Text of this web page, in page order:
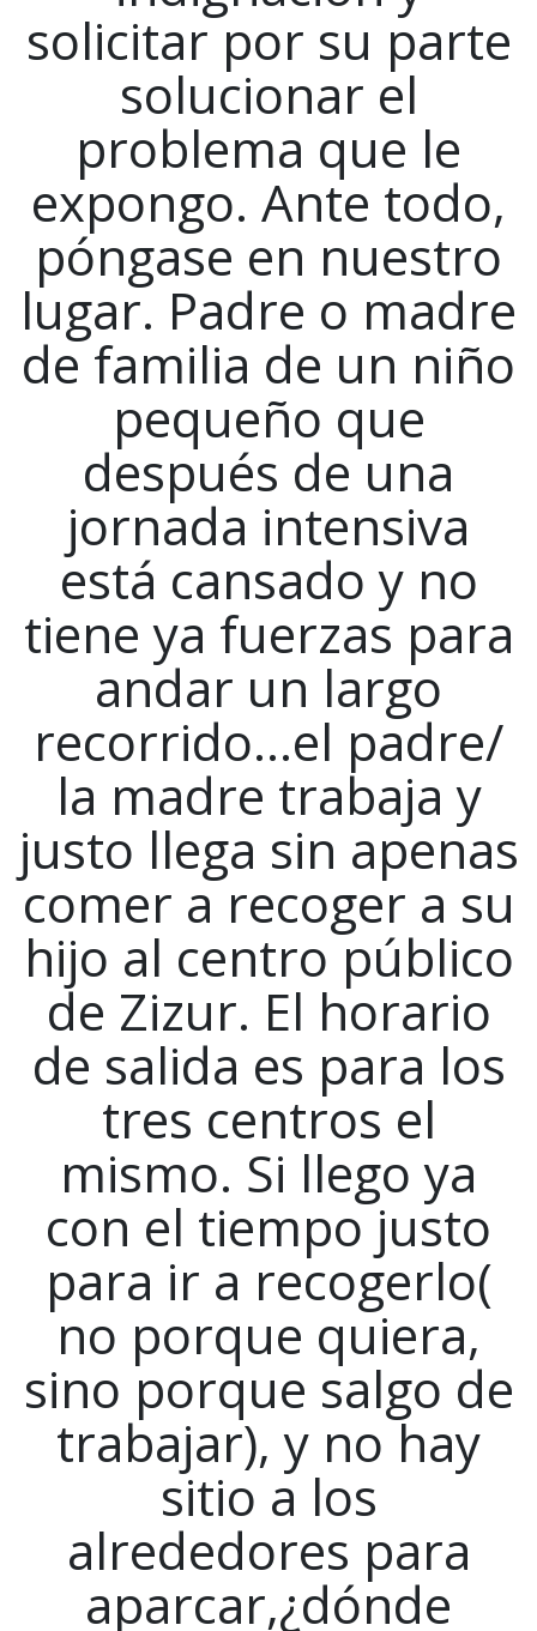
solicitar por su parte
solucionar el
problema que le
expongo. Ante todo,
póngase en nuestro
lugar. Padre o madre
de familia de un niño
pequeño que
después de una
jornada intensiva
está cansado y no
tiene ya fuerzas para
andar un largo
recorrido…el padre/
la madre trabaja y
justo llega sin apenas
comer a recoger a su
hijo al centro público
de Zizur. El horario
de salida es para los
tres centros el
mismo. Si llego ya
con el tiempo justo
para ir a recogerlo(
no porque quiera,
sino porque salgo de
trabajar), y no hay
sitio a los
alrededores para
aparcar,¿dónde